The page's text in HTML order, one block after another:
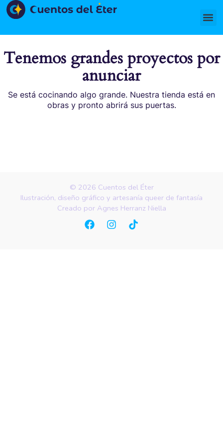
Tenemos grandes proyectos por
anunciar
Se está cocinando algo grande. Nuestra tienda está en
obras y pronto abrirá sus puertas.
© 2026 Cuentos del Éter
Ilustración, diseño gráfico y artesanía queer de fantasía
Creado por Agnes Herranz Niella